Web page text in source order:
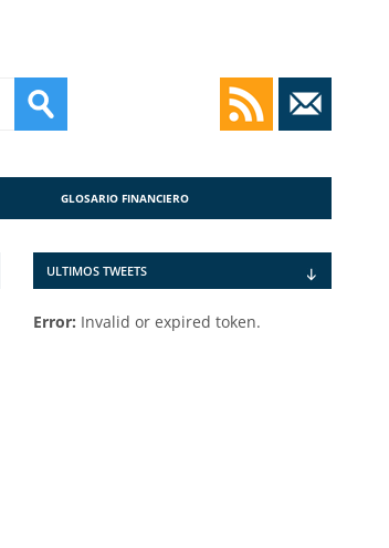
GLOSARIO FINANCIERO
ULTIMOS TWEETS
Error: Invalid or expired token.